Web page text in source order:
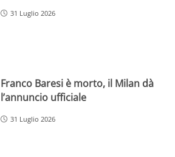
31 Luglio 2026
Franco Baresi è morto, il Milan dà
l’annuncio ufficiale
31 Luglio 2026